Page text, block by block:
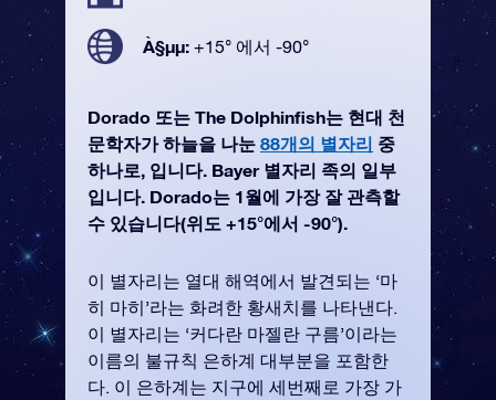
À§µµ: +15° 에서 -90°
Dorado 또는 The Dolphinfish는 현대 천
문학자가 하늘을 나눈 88개의 별자리 중
하나로, 입니다. Bayer 별자리 족의 일부
입니다. Dorado는 1월에 가장 잘 관측할
수 있습니다(위도 +15°에서 -90°).
이 별자리는 열대 해역에서 발견되는 ‘마
히 마히’라는 화려한 황새치를 나타낸다.
이 별자리는 ‘커다란 마젤란 구름’이라는
이름의 불규칙 은하계 대부분을 포함한
다. 이 은하계는 지구에 세번째로 가장 가